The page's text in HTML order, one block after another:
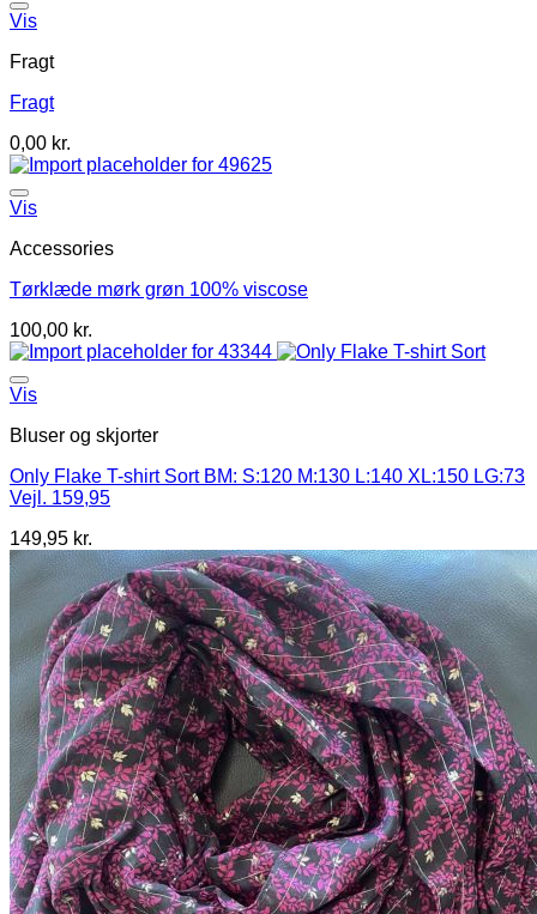
Vis
Fragt
Fragt
0,00 kr.
Vis
Accessories
Tørklæde mørk grøn 100% viscose
100,00 kr.
Vis
Bluser og skjorter
Only Flake T-shirt Sort BM: S:120 M:130 L:140 XL:150 LG:73
Vejl. 159,95
149,95 kr.